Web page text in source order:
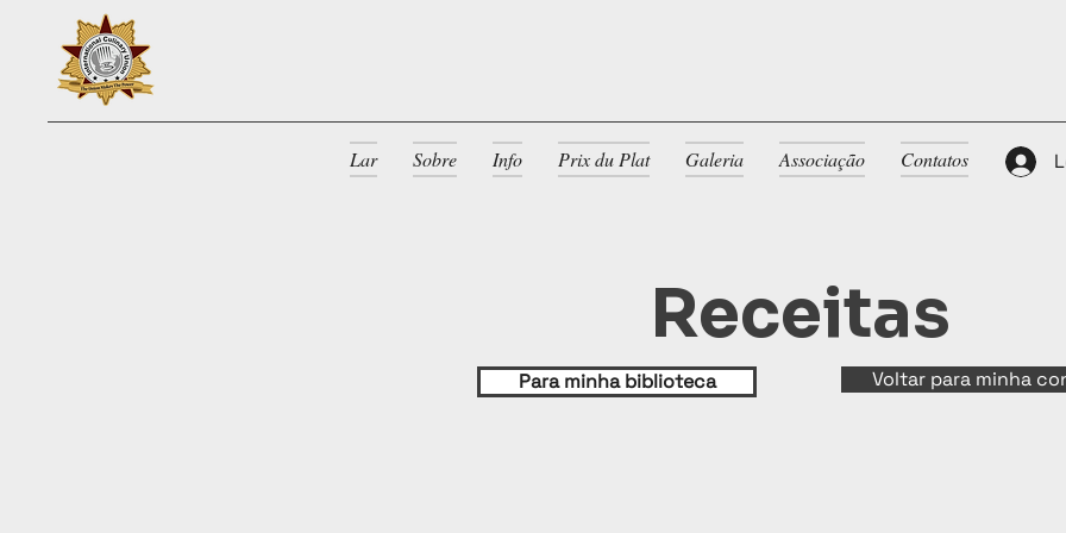
Lar Sobre Info Prix du Plat Galeria Associação Contatos
Receitas
Para minha biblioteca Voltar para minha